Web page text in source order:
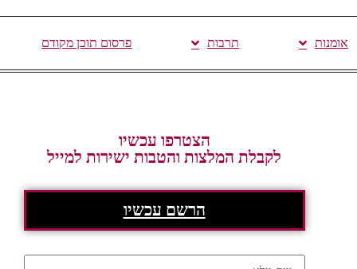
אומנות תרבות פרסום תוכן מקודם
הצטרפו עכשיו
לקבלת המלצות והטבות ישירות למייל
הרשם עכשיו